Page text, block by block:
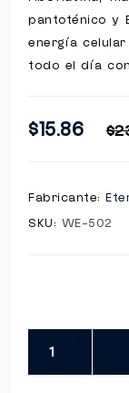
pantoténico y
energía
todo el día
$15.86
Fabricante:
SKU: WE-502